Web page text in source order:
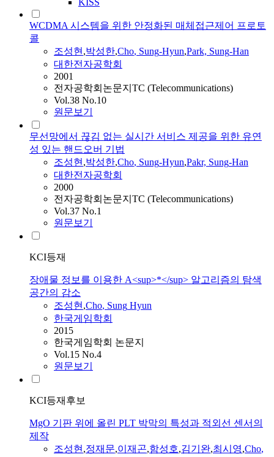
KISS
WCDMA 시스템을 위한 안정화된 매체접근제어 프로토
콜
조성현,박성한,Cho, Sung-Hyun,Park, Sung-Han
대한전자공학회
2001
전자공학회논문지TC (Telecommunications)
Vol.38 No.10
원문보기
무선망에서 끊김 없는 실시간 서비스 제공을 위한 유연
성 있는 핸드오버 기법
조성현,박성한,Cho, Sung-Hyun,Pakr, Sung-Han
대한전자공학회
2000
전자공학회논문지TC (Telecommunications)
Vol.37 No.1
원문보기
KCI등재
장애물 정보를 이용한 A<sup>*</sup> 알고리즘의 탐색
공간의 감소
조성현,Cho, Sung Hyun
한국게임학회
2015
한국게임학회 논문지
Vol.15 No.4
원문보기
KCI등재후보
MgO 기판 위에 올린 PLT 박막의 특성과 적외선 센서의
제작
조성현,정재문,이재곤,함성호,김기완,최시영,Cho,